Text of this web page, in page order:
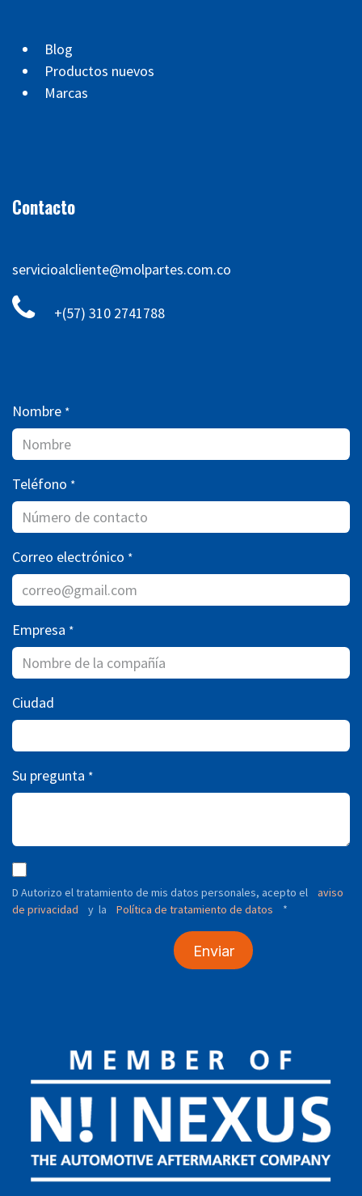
Blog
Productos nuevos
Marcas
Contacto
servicioalcliente@molpartes.com.co
+(57) 310 2741788
Nombre *
Teléfono *
Correo electrónico *
Empresa *
Ciudad
Su pregunta *
D Autorizo ​​el tratamiento de mis datos personales, acepto el
aviso
de privacidad
y la Política de tratamiento de datos *
Enviar